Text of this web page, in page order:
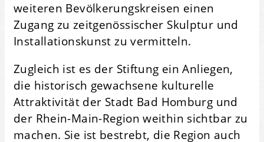
weiteren Bevölkerungskreisen einen
Zugang zu zeitgenössischer Skulptur und
Installationskunst zu vermitteln.
Zugleich ist es der Stiftung ein Anliegen,
die historisch gewachsene kulturelle
Attraktivität der Stadt Bad Homburg und
der Rhein-Main-Region weithin sichtbar zu
machen. Sie ist bestrebt, die Region auch